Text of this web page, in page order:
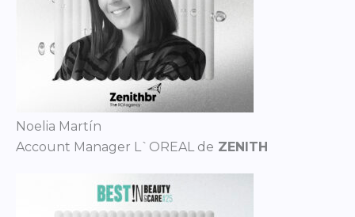
Noelia Martín
Account Manager L`OREAL de ZENITH